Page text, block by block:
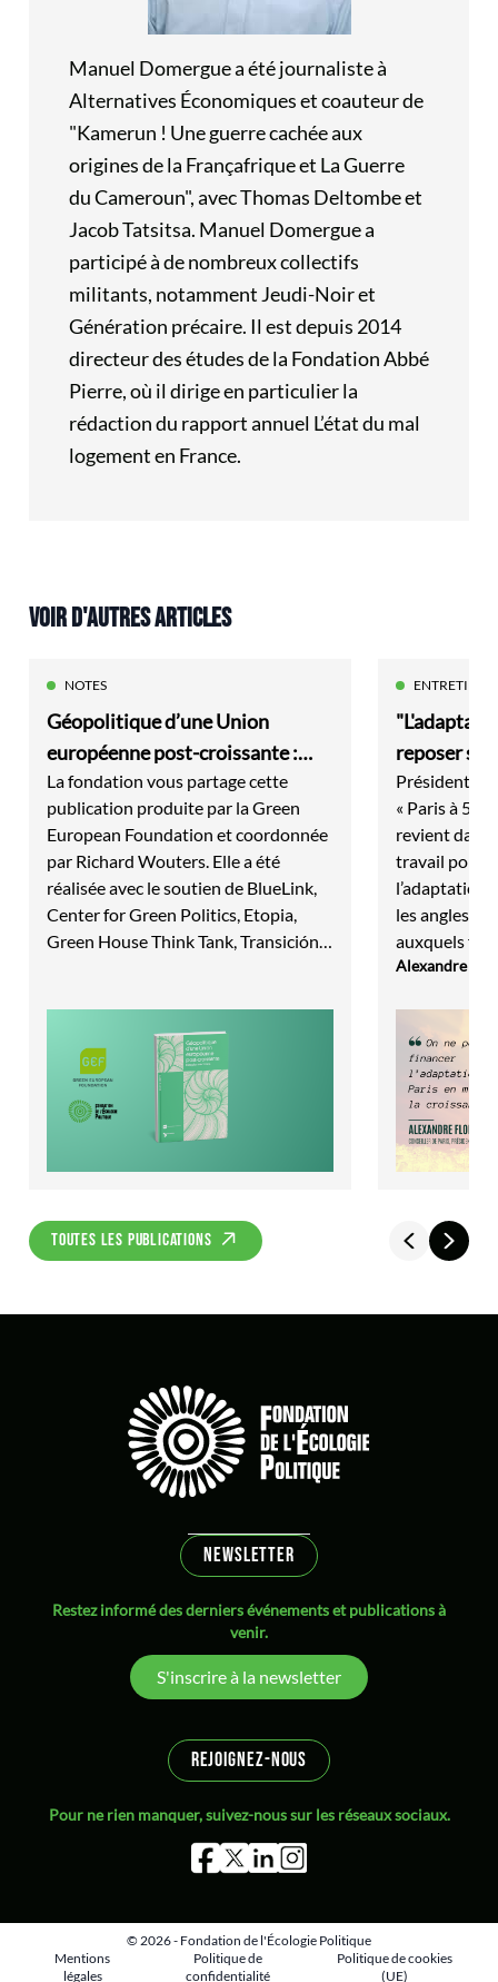
Manuel Domergue a été journaliste à
Alternatives Économiques et coauteur de
"Kamerun ! Une guerre cachée aux
origines de la Françafrique et La Guerre
du Cameroun", avec Thomas Deltombe et
Jacob Tatsitsa. Manuel Domergue a
participé à de nombreux collectifs
militants, notamment Jeudi-Noir et
Génération précaire. Il est depuis 2014
directeur des études de la Fondation Abbé
Pierre, où il dirige en particulier la
rédaction du rapport annuel L’état du mal
logement en France.
VOIR D'AUTRES ARTICLES
NOTES
Géopolitique d’une Union
européenne post-croissante :
faire plus avec moins
La fondation vous partage cette
publication produite par la Green
European Foundation et coordonnée
par Richard Wouters. Elle a été
réalisée avec le soutien de BlueLink,
Center for Green Politics, Etopia,
Green House Think Tank, Transición
Wetenschappelijk Bureau
GroenLinks.
ENTRETIENS
reposer
Président de
« Paris à
revient dans
travail
l’adaptation
les angles
auxquels fait
Conseiller
politique
croissance
quelques
Alexandre
TOUTES LES PUBLICATIONS
NEWSLETTER
Restez informé des derniers événements et publications à
venir.
S'inscrire à la newsletter
REJOIGNEZ-NOUS
Pour ne rien manquer, suivez-nous sur les réseaux sociaux.
© 2026 - Fondation de l'Écologie Politique
Mentions
légales
Politique de
confidentialité
Politique de cookies
(UE)